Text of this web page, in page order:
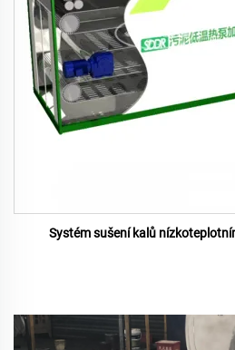
Systém sušení kalů